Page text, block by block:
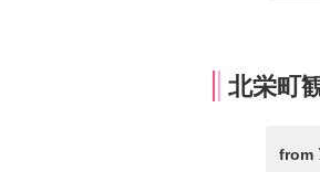
北栄町